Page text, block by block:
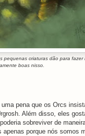
pequenas criaturas dão para fazer
boas nisso.
pena que os Orcs
Além disso, eles
sobreviver de
apenas porque nós